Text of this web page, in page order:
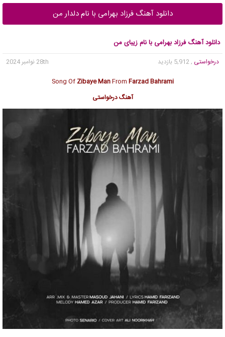
دانلود آهنگ فرزاد بهرامی با نام دلدار من
دانلود آهنگ فرزاد بهرامی با نام زیبای من
درخواستی , 5,912 بازدید
28th نوامبر 2024
Song Of Zibaye ManFrom Farzad Bahrami
آهنگ درخواستی